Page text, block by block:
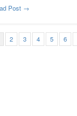
Post →
2 3 4 5 6